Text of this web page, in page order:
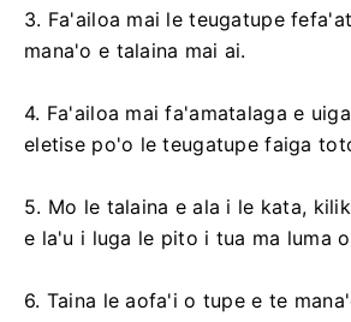
3. Fa'ailoa mai le teugatupe
mana'o e talaina mai ai.
4. Fa'ailoa mai fa'amatalaga e
eletise po'o le teugatupe faiga
5. Mo le talaina e ala i le kata,
e la'u i luga le pito i tua ma luma
6. Taina le aofa'i o tupe e te